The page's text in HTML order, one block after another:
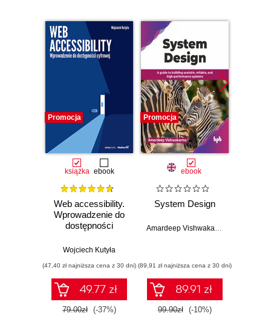
Promocja
książka ebook
Web accessibility.
Wprowadzenie do
dostępności
Wojciech Kutyła
(47,40 zł najniższa cena z 30 dni)
49.77 zł
79.00zł (-37%)
Promocja
ebook
System Design
(89,91 zł najniższa cena z 30 dni)
89.91 zł
99.90zł (-10%)